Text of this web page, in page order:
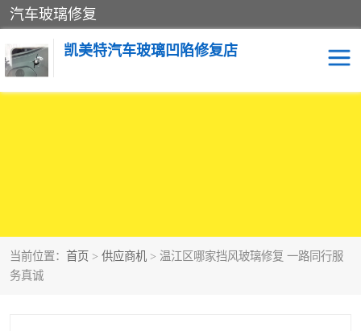
汽车玻璃修复
凯美特汽车玻璃凹陷修复店
当前位置： 首页 > 供应商机 > 温江区哪家挡风玻璃修复 一路同行服
务真诚